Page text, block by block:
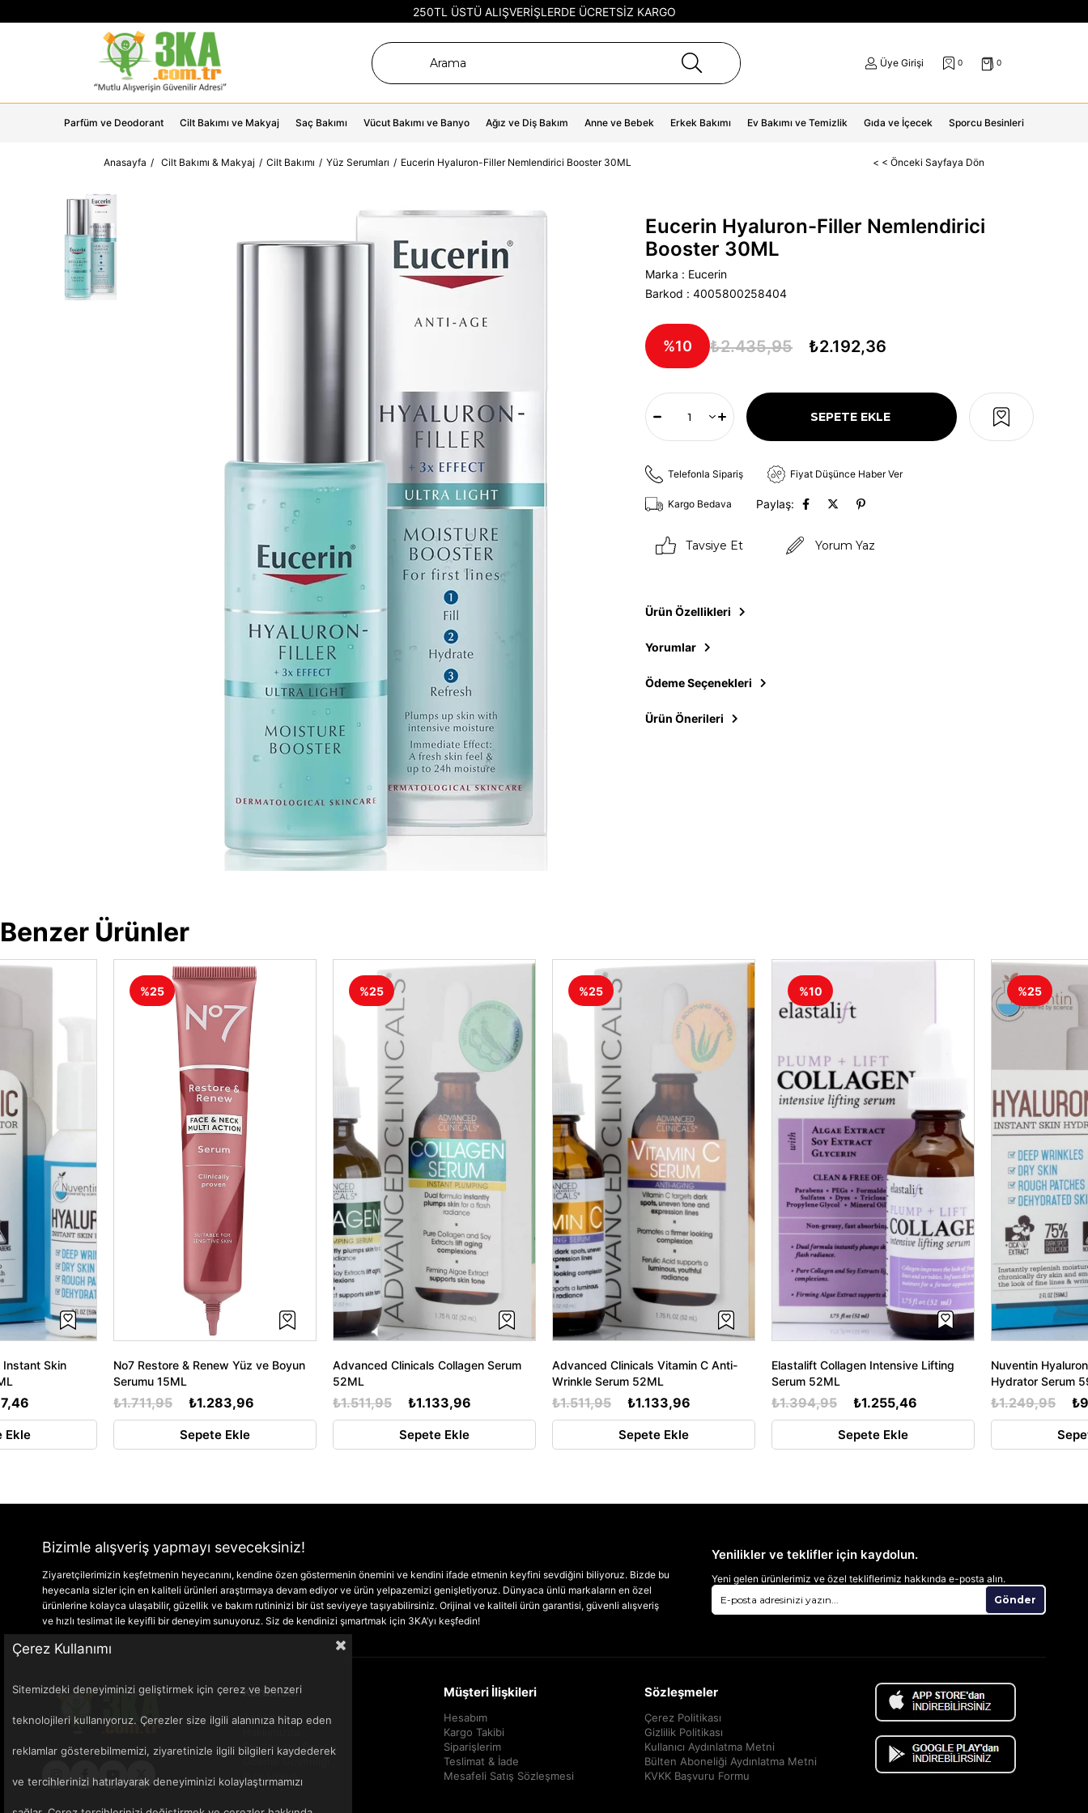
250TL ÜSTÜ ALIŞVERİŞLERDE ÜCRETSİZ KARGO
Üye Girişi 0 0
Parfüm ve Deodorant Cilt Bakımı ve Makyaj Saç Bakımı Vücut Bakımı ve Banyo Ağız ve Diş Bakım Anne ve Bebek Erkek Bakımı Ev Bakımı ve Temizlik Gıda ve İçecek Sporcu Besinleri
Anasayfa Cilt Bakımı & Makyaj Cilt Bakımı Yüz Serumları Eucerin Hyaluron-Filler Nemlendirici Booster 30ML < < Önceki Sayfaya Dön
Eucerin Hyaluron-Filler Nemlendirici
Booster 30ML
Marka : Eucerin
Barkod : 4005800258404
10 ₺2.435,95 ₺2.192,36
Telefonla Sipariş Fiyat Düşünce Haber Ver
Kargo Bedava Paylaş:
Tavsiye Et Yorum Yaz
Ürün Özellikleri
Yorumlar
Ödeme Seçenekleri
Ürün Önerileri
Benzer Ürünler
Instant Skin
Ekle
No7 Restore & Renew Yüz ve Boyun
Serumu 15ML
₺1.283,96
₺1.711,95
Sepete Ekle
%25
Advanced Clinicals Collagen Serum
52ML
₺1.133,96
₺1.511,95
Sepete Ekle
%25
Advanced Clinicals Vitamin C Anti-
Wrinkle Serum 52ML
₺1.133,96
₺1.511,95
Sepete Ekle
%25
Elastalift Collagen Intensive Lifting
Serum 52ML
₺1.255,46
₺1.394,95
Sepete Ekle
%10
Nuventin
Hydrator Serum
₺1.249,95
%25
Bizimle alışveriş yapmayı seveceksiniz!
Ziyaretçilerimizin keşfetmenin heyecanını, kendine özen göstermenin önemini ve kendini ifade etmenin keyfini sevdiğini biliyoruz. Bizde bu
heyecanla sizler için en kaliteli ürünleri araştırmaya devam ediyor ve ürün yelpazemizi genişletiyoruz. Dünyaca ünlü markaların en özel
ürünlerine kolayca ulaşabilir, güzellik ve bakım rutininizi bir üst seviyeye taşıyabilirsiniz. Orijinal ve kaliteli ürün garantisi, güvenli alışveriş
ve hızlı teslimat ile keyifli bir deneyim sunuyoruz. Siz de kendinizi şımartmak için 3KA’yı keşfedin!
Yenilikler ve teklifler için kaydolun.
Yeni gelen ürünlerimiz ve özel tekliflerimiz hakkında e-posta alın.
Gönder
Kurumsal
Anasayfa
Sık Sorulan Sorular
Ödeme Güvenliği
Bize Ulaşın
Müşteri İlişkileri
Hesabım
Kargo Takibi
Siparişlerim
Teslimat & İade
Mesafeli Satış Sözleşmesi
Sözleşmeler
Çerez Politikası
Gizlilik Politikası
Kullanıcı Aydınlatma Metni
Bülten Aboneliği Aydınlatma Metni
KVKK Başvuru Formu
Çerez Kullanımı
Sitemizdeki deneyiminizi geliştirmek için çerez ve benzeri
teknolojileri kullanıyoruz. Çerezler size ilgili alanınıza hitap eden
reklamlar gösterebilmemizi, ziyaretinizle ilgili bilgileri kaydederek
ve tercihlerinizi hatırlayarak deneyiminizi kolaylaştırmamızı